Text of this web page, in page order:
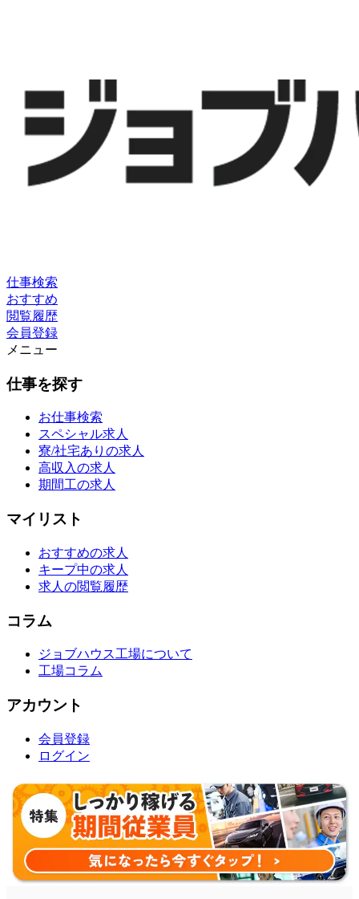
仕事検索
おすすめ
閲覧履歴
会員登録
メニュー
仕事を探す
お仕事検索
スペシャル求人
寮/社宅ありの求人
高収入の求人
期間工の求人
マイリスト
おすすめの求人
キープ中の求人
求人の閲覧履歴
コラム
ジョブハウス工場について
工場コラム
アカウント
会員登録
ログイン